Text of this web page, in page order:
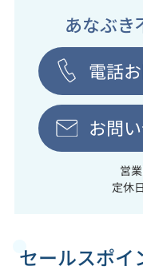
あなぶ
電話
お問
営
定休
セールスポイ